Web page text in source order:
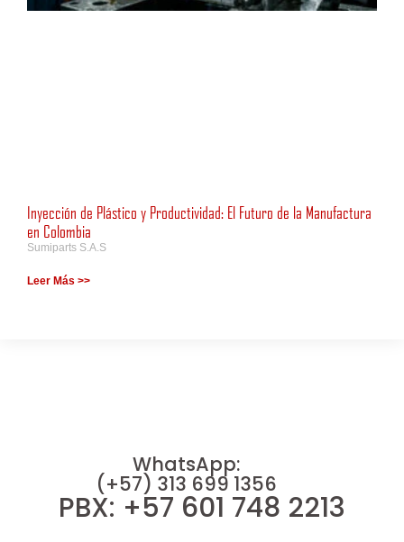
Inyección de Plástico y Productividad: El Futuro de la Manufactura
en Colombia
Sumiparts S.A.S
Leer Más >>
WhatsApp:
(+57) 313 699 1356
PBX: +57 601 748 2213